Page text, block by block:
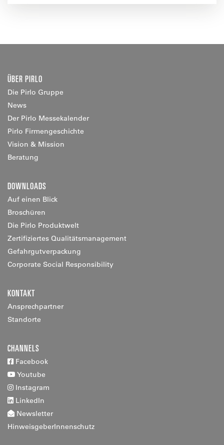
ÜBER PIRLO
Die Pirlo Gruppe
News
Der Pirlo Messekalender
Pirlo Firmengeschichte
Vision & Mission
Beratung
DOWNLOADS
Auf einen Blick
Broschüren
Die Pirlo Produktwelt
Zertifiziertes Qualitätsmanagement
Gefahrgutverpackung
Corporate Social Responsibility
KONTAKT
Ansprechpartner
Standorte
CHANNELS
Facebook
Youtube
Instagram
LinkedIn
Newsletter
HinweisgeberInnenschutz